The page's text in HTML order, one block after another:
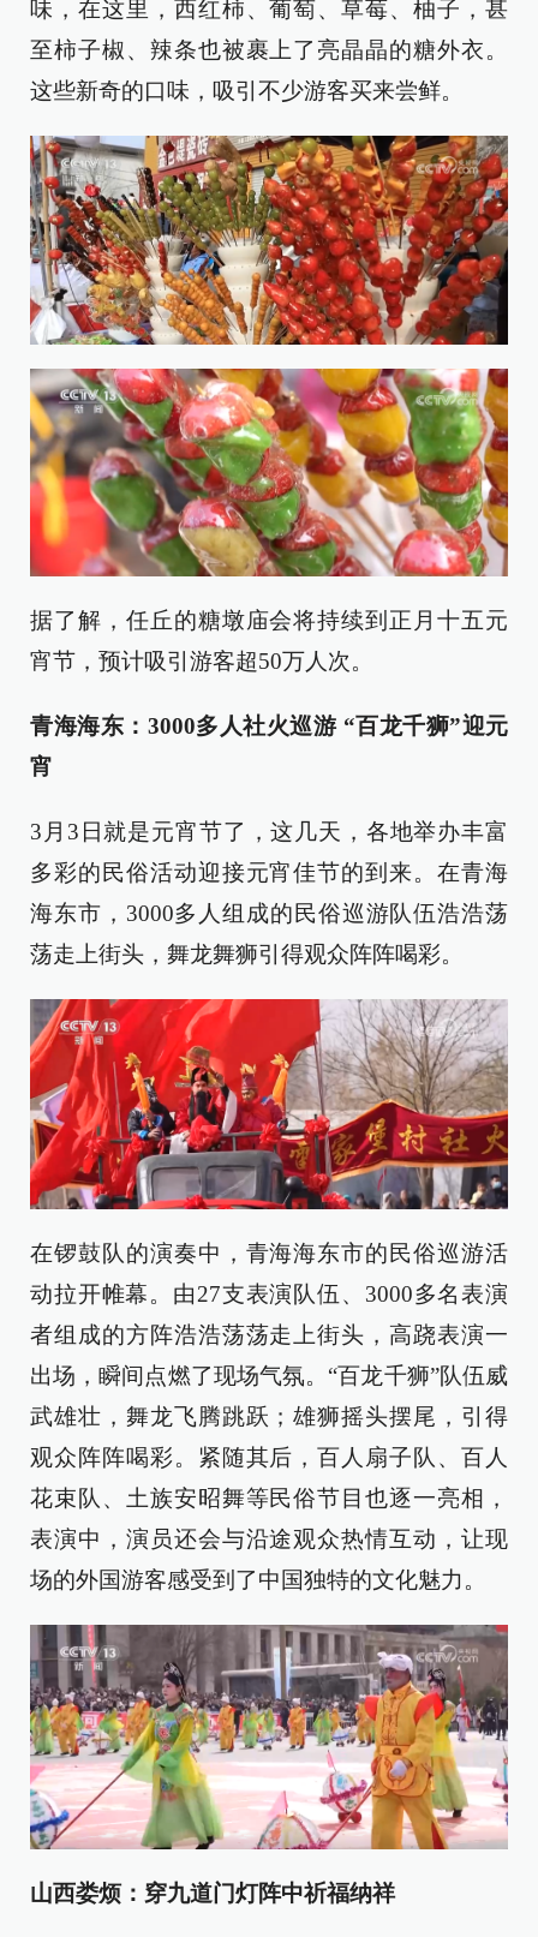
味，在这里，西红柿、葡萄、草莓、柚子，甚
至柿子椒、辣条也被裹上了亮晶晶的糖外衣。
这些新奇的口味，吸引不少游客买来尝鲜。
据了解，任丘的糖墩庙会将持续到正月十五元
宵节，预计吸引游客超50万人次。
青海海东：3000多人社火巡游 “百龙千狮”迎元
宵
3月3日就是元宵节了，这几天，各地举办丰富
多彩的民俗活动迎接元宵佳节的到来。在青海
海东市，3000多人组成的民俗巡游队伍浩浩荡
荡走上街头，舞龙舞狮引得观众阵阵喝彩。
在锣鼓队的演奏中，青海海东市的民俗巡游活
动拉开帷幕。由27支表演队伍、3000多名表演
者组成的方阵浩浩荡荡走上街头，高跷表演一
出场，瞬间点燃了现场气氛。“百龙千狮”队伍威
武雄壮，舞龙飞腾跳跃；雄狮摇头摆尾，引得
观众阵阵喝彩。紧随其后，百人扇子队、百人
花束队、土族安昭舞等民俗节目也逐一亮相，
表演中，演员还会与沿途观众热情互动，让现
场的外国游客感受到了中国独特的文化魅力。
山西娄烦：穿九道门灯阵中祈福纳祥